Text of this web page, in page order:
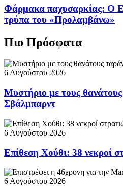
Φάρμακα παχυσαρκίας: Ο
τρύπα του «Προλαμβάνω»
Πιο Πρόσφατα
6 Αυγούστου 2026
Μυστήριο με τους
Σβάλμπαρντ
6 Αυγούστου 2026
Επίθεση Χούθι: 38 νεκροί
6 Αυγούστου 2026